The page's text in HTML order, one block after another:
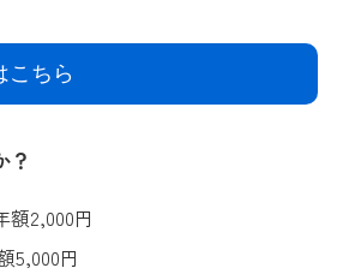
こちら
？
2,000円
円